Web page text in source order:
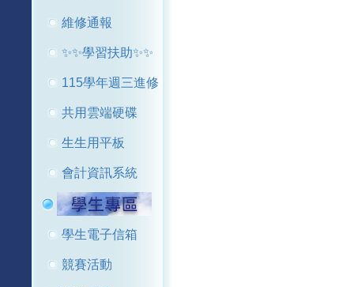
維修通報
✨✨學習扶助✨✨
115學年週三進修
共用雲端硬碟
生生用平板
會計資訊系統
學生電子信箱
競賽活動